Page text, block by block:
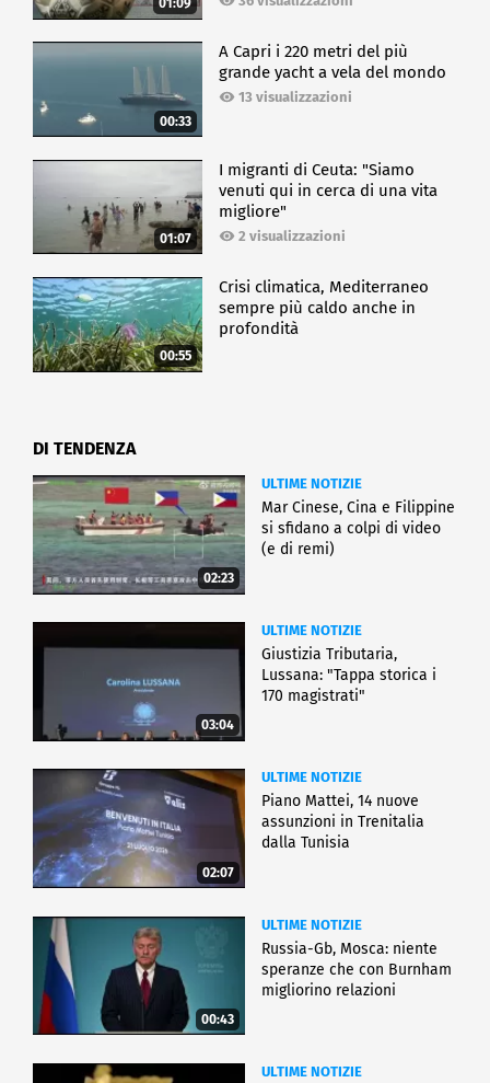
01:09
00:33
A Capri i 220 metri del più
grande yacht a vela del mondo
13 visualizzazioni
01:07
I migranti di Ceuta: "Siamo
venuti qui in cerca di una vita
migliore"
2 visualizzazioni
00:55
Crisi climatica, Mediterraneo
sempre più caldo anche in
profondità
DI TENDENZA
02:23
ULTIME NOTIZIE
Mar Cinese, Cina e Filippine
si sfidano a colpi di video
(e di remi)
03:04
ULTIME NOTIZIE
Giustizia Tributaria,
Lussana: "Tappa storica i
170 magistrati"
02:07
ULTIME NOTIZIE
Piano Mattei, 14 nuove
assunzioni in Trenitalia
dalla Tunisia
00:43
ULTIME NOTIZIE
Russia-Gb, Mosca: niente
speranze che con Burnham
migliorino relazioni
ULTIME NOTIZIE